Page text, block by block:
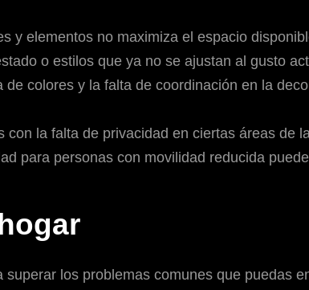
y elementos no maximiza el espacio
o estilos que ya no se ajustan al gusto
de colores y la falta de coordinación en la
con la falta de privacidad en ciertas áreas de
para personas con movilidad reducida
los problemas comunes que puedas